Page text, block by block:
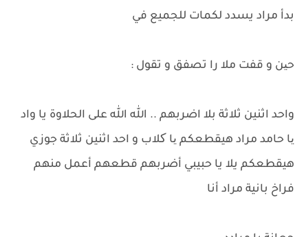
بدأ مراد يسدد لكمات للجميع في
حین و قفت ملا را تصفق و تقول :
واحد اثنين ثلاثة بلا اضربهم .. الله الله على الحلاوة يا واد
یا حامد مراد هيقطعكم یا کلاب و احد اثنين ثلاثة جوزي
هيقطعكم يلا يا حبيبي أضربهم قطعهم أعمل منهم
فراخ بانية مراد أنا